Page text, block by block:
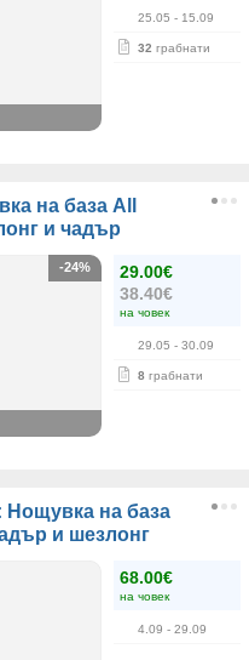
25.05 - 15.09
32 грабнати
на база All
и чадър
29.00€
38.40€
на човек
29.05 - 30.09
8 грабнати
-24%
на база
и шезлонг
68.00€
на човек
4.09 - 29.09